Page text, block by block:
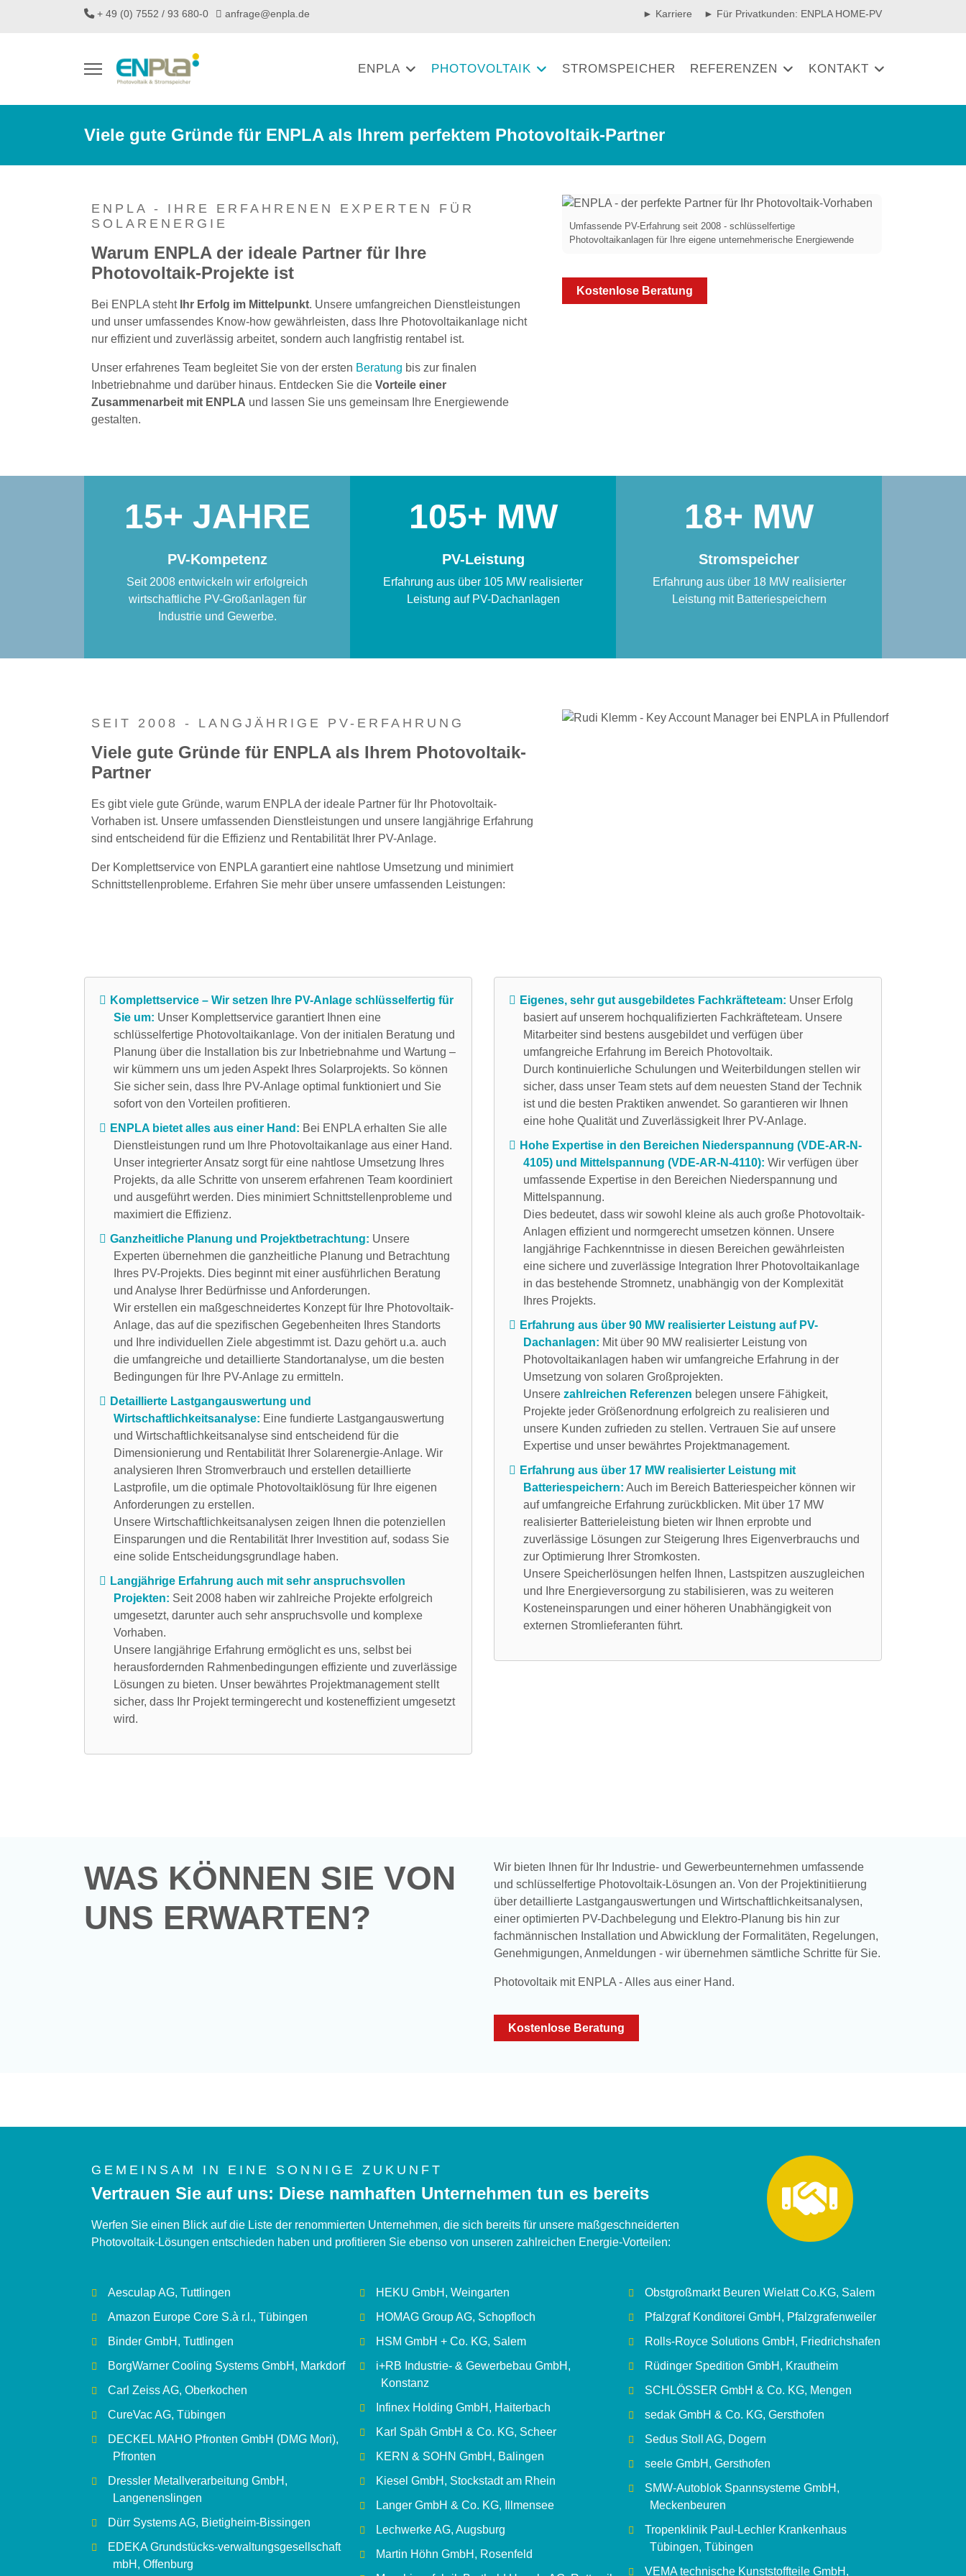
+ 49 (0) 7552 / 93 680-0 anfrage@enpla.de ► Karriere ► Für Privatkunden: ENPLA HOME-PV
ENPLA PHOTOVOLTAIK STROMSPEICHER REFERENZEN KONTAKT
Viele gute Gründe für ENPLA als Ihrem perfektem Photovoltaik-Partner
ENPLA - IHRE ERFAHRENEN EXPERTEN FÜR
SOLARENERGIE
Warum ENPLA der ideale Partner für Ihre
Photovoltaik-Projekte ist
Bei ENPLA steht Ihr Erfolg im Mittelpunkt. Unsere umfangreichen Dienstleistungen
und unser umfassendes Know-how gewährleisten, dass Ihre Photovoltaikanlage nicht
nur effizient und zuverlässig arbeitet, sondern auch langfristig rentabel ist.
Unser erfahrenes Team begleitet Sie von der ersten Beratung bis zur finalen
Inbetriebnahme und darüber hinaus. Entdecken Sie die Vorteile einer
Zusammenarbeit mit ENPLA und lassen Sie uns gemeinsam Ihre Energiewende
gestalten.
Umfassende PV-Erfahrung seit 2008 - schlüsselfertige
Photovoltaikanlagen für Ihre eigene unternehmerische Energiewende
Kostenlose Beratung
15
PV-Kompetenz
Seit 2008 entwickeln wir erfolgreich
wirtschaftliche PV-Großanlagen für
Industrie und Gewerbe.
105
PV-Leistung
Erfahrung aus über 105 MW realisierter
Leistung auf PV-Dachanlagen
18
Stromspeicher
Erfahrung aus über 18 MW realisierter
Leistung mit Batteriespeichern
SEIT 2008 - LANGJÄHRIGE PV-ERFAHRUNG
Viele gute Gründe für ENPLA als Ihrem Photovoltaik-
Partner
Es gibt viele gute Gründe, warum ENPLA der ideale Partner für Ihr Photovoltaik-
Vorhaben ist. Unsere umfassenden Dienstleistungen und unsere langjährige Erfahrung
sind entscheidend für die Effizienz und Rentabilität Ihrer PV-Anlage.
Der Komplettservice von ENPLA garantiert eine nahtlose Umsetzung und minimiert
Schnittstellenprobleme. Erfahren Sie mehr über unsere umfassenden Leistungen:
Komplettservice – Wir setzen Ihre PV-Anlage schlüsselfertig für
Sie um: Unser Komplettservice garantiert Ihnen eine
schlüsselfertige Photovoltaikanlage. Von der initialen Beratung und
Planung über die Installation bis zur Inbetriebnahme und Wartung –
wir kümmern uns um jeden Aspekt Ihres Solarprojekts. So können
Sie sicher sein, dass Ihre PV-Anlage optimal funktioniert und Sie
sofort von den Vorteilen profitieren.
ENPLA bietet alles aus einer Hand: Bei ENPLA erhalten Sie alle
Dienstleistungen rund um Ihre Photovoltaikanlage aus einer Hand.
Unser integrierter Ansatz sorgt für eine nahtlose Umsetzung Ihres
Projekts, da alle Schritte von unserem erfahrenen Team koordiniert
und ausgeführt werden. Dies minimiert Schnittstellenprobleme und
maximiert die Effizienz.
Ganzheitliche Planung und Projektbetrachtung: Unsere
Experten übernehmen die ganzheitliche Planung und Betrachtung
Ihres PV-Projekts. Dies beginnt mit einer ausführlichen Beratung
und Analyse Ihrer Bedürfnisse und Anforderungen.
Wir erstellen ein maßgeschneidertes Konzept für Ihre Photovoltaik-
Anlage, das auf die spezifischen Gegebenheiten Ihres Standorts
und Ihre individuellen Ziele abgestimmt ist. Dazu gehört u.a. auch
die umfangreiche und detaillierte Standortanalyse, um die besten
Bedingungen für Ihre PV-Anlage zu ermitteln.
Detaillierte Lastgangauswertung und
Wirtschaftlichkeitsanalyse: Eine fundierte Lastgangauswertung
und Wirtschaftlichkeitsanalyse sind entscheidend für die
Dimensionierung und Rentabilität Ihrer Solarenergie-Anlage. Wir
analysieren Ihren Stromverbrauch und erstellen detaillierte
Lastprofile, um die optimale Photovoltaiklösung für Ihre eigenen
Anforderungen zu erstellen.
Unsere Wirtschaftlichkeitsanalysen zeigen Ihnen die potenziellen
Einsparungen und die Rentabilität Ihrer Investition auf, sodass Sie
eine solide Entscheidungsgrundlage haben.
Langjährige Erfahrung auch mit sehr anspruchsvollen
Projekten: Seit 2008 haben wir zahlreiche Projekte erfolgreich
umgesetzt, darunter auch sehr anspruchsvolle und komplexe
Vorhaben.
Unsere langjährige Erfahrung ermöglicht es uns, selbst bei
herausfordernden Rahmenbedingungen effiziente und zuverlässige
Lösungen zu bieten. Unser bewährtes Projektmanagement stellt
sicher, dass Ihr Projekt termingerecht und kosteneffizient umgesetzt
wird.
Eigenes, sehr gut ausgebildetes Fachkräfteteam: Unser Erfolg
basiert auf unserem hochqualifizierten Fachkräfteteam. Unsere
Mitarbeiter sind bestens ausgebildet und verfügen über
umfangreiche Erfahrung im Bereich Photovoltaik.
Durch kontinuierliche Schulungen und Weiterbildungen stellen wir
sicher, dass unser Team stets auf dem neuesten Stand der Technik
ist und die besten Praktiken anwendet. So garantieren wir Ihnen
eine hohe Qualität und Zuverlässigkeit Ihrer PV-Anlage.
Hohe Expertise in den Bereichen Niederspannung (VDE-AR-N-
4105) und Mittelspannung (VDE-AR-N-4110): Wir verfügen über
umfassende Expertise in den Bereichen Niederspannung und
Mittelspannung.
Dies bedeutet, dass wir sowohl kleine als auch große Photovoltaik-
Anlagen effizient und normgerecht umsetzen können. Unsere
langjährige Fachkenntnisse in diesen Bereichen gewährleisten
eine sichere und zuverlässige Integration Ihrer Photovoltaikanlage
in das bestehende Stromnetz, unabhängig von der Komplexität
Ihres Projekts.
Erfahrung aus über 90 MW realisierter Leistung auf PV-
Dachanlagen: Mit über 90 MW realisierter Leistung von
Photovoltaikanlagen haben wir umfangreiche Erfahrung in der
Umsetzung von solaren Großprojekten.
Unsere zahlreichen Referenzen belegen unsere Fähigkeit,
Projekte jeder Größenordnung erfolgreich zu realisieren und
unsere Kunden zufrieden zu stellen. Vertrauen Sie auf unsere
Expertise und unser bewährtes Projektmanagement.
Erfahrung aus über 17 MW realisierter Leistung mit
Batteriespeichern: Auch im Bereich Batteriespeicher können wir
auf umfangreiche Erfahrung zurückblicken. Mit über 17 MW
realisierter Batterieleistung bieten wir Ihnen erprobte und
zuverlässige Lösungen zur Steigerung Ihres Eigenverbrauchs und
zur Optimierung Ihrer Stromkosten.
Unsere Speicherlösungen helfen Ihnen, Lastspitzen auszugleichen
und Ihre Energieversorgung zu stabilisieren, was zu weiteren
Kosteneinsparungen und einer höheren Unabhängigkeit von
externen Stromlieferanten führt.
WAS KÖNNEN SIE VON
UNS ERWARTEN?
Wir bieten Ihnen für Ihr Industrie- und Gewerbeunternehmen umfassende
und schlüsselfertige Photovoltaik-Lösungen an. Von der Projektinitiierung
über detaillierte Lastgangauswertungen und Wirtschaftlichkeitsanalysen,
einer optimierten PV-Dachbelegung und Elektro-Planung bis hin zur
fachmännischen Installation und Abwicklung der Formalitäten, Regelungen,
Genehmigungen, Anmeldungen - wir übernehmen sämtliche Schritte für Sie.
Photovoltaik mit ENPLA - Alles aus einer Hand.
Kostenlose Beratung
GEMEINSAM IN EINE SONNIGE ZUKUNFT
Vertrauen Sie auf uns: Diese namhaften Unternehmen tun es bereits
Werfen Sie einen Blick auf die Liste der renommierten Unternehmen, die sich bereits für unsere maßgeschneiderten
Photovoltaik-Lösungen entschieden haben und profitieren Sie ebenso von unseren zahlreichen Energie-Vorteilen:
fas
fa-
handshake
Aesculap AG, Tuttlingen
Amazon Europe Core S.à r.l., Tübingen
Binder GmbH, Tuttlingen
BorgWarner Cooling Systems GmbH, Markdorf
Carl Zeiss AG, Oberkochen
CureVac AG, Tübingen
DECKEL MAHO Pfronten GmbH (DMG Mori),
Pfronten
Dressler Metallverarbeitung GmbH,
Langenenslingen
Dürr Systems AG, Bietigheim-Bissingen
EDEKA Grundstücks-verwaltungsgesellschaft
mbH, Offenburg
HEKU GmbH, Weingarten
HOMAG Group AG, Schopfloch
HSM GmbH + Co. KG, Salem
i+RB Industrie- & Gewerbebau GmbH,
Konstanz
Infinex Holding GmbH, Haiterbach
Karl Späh GmbH & Co. KG, Scheer
KERN & SOHN GmbH, Balingen
Kiesel GmbH, Stockstadt am Rhein
Langer GmbH & Co. KG, Illmensee
Lechwerke AG, Augsburg
Martin Höhn GmbH, Rosenfeld
Obstgroßmarkt Beuren Wielatt Co.KG, Salem
Pfalzgraf Konditorei GmbH, Pfalzgrafenweiler
Rolls-Royce Solutions GmbH, Friedrichshafen
Rüdinger Spedition GmbH, Krautheim
SCHLÖSSER GmbH & Co. KG, Mengen
sedak GmbH & Co. KG, Gersthofen
Sedus Stoll AG, Dogern
seele GmbH, Gersthofen
SMW-Autoblok Spannsysteme GmbH,
Meckenbeuren
Tropenklinik Paul-Lechler Krankenhaus
Tübingen, Tübingen
VEMA technische Kunststoffteile GmbH,